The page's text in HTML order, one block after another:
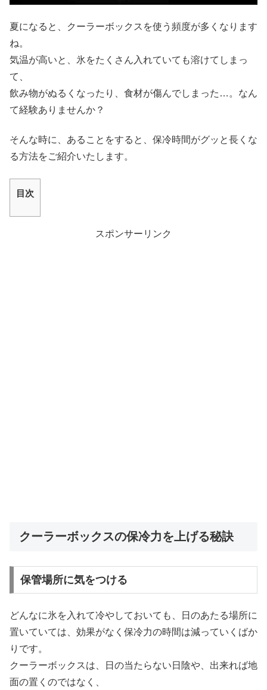
夏になると、クーラーボックスを使う頻度が多くなります
ね。
気温が高いと、氷をたくさん入れていても溶けてしまっ
て、
飲み物がぬるくなったり、食材が傷んでしまった…。なん
て経験ありませんか？
そんな時に、あることをすると、保冷時間がグッと長くな
る方法をご紹介いたします。
目次
スポンサーリンク
クーラーボックスの保冷力を上げる秘訣
保管場所に気をつける
どんなに氷を入れて冷やしておいても、日のあたる場所に
置いていては、効果がなく保冷力の時間は減っていくばか
りです。
クーラーボックスは、
日の当たらない日陰や、出来れば地
面の置くのではなく、